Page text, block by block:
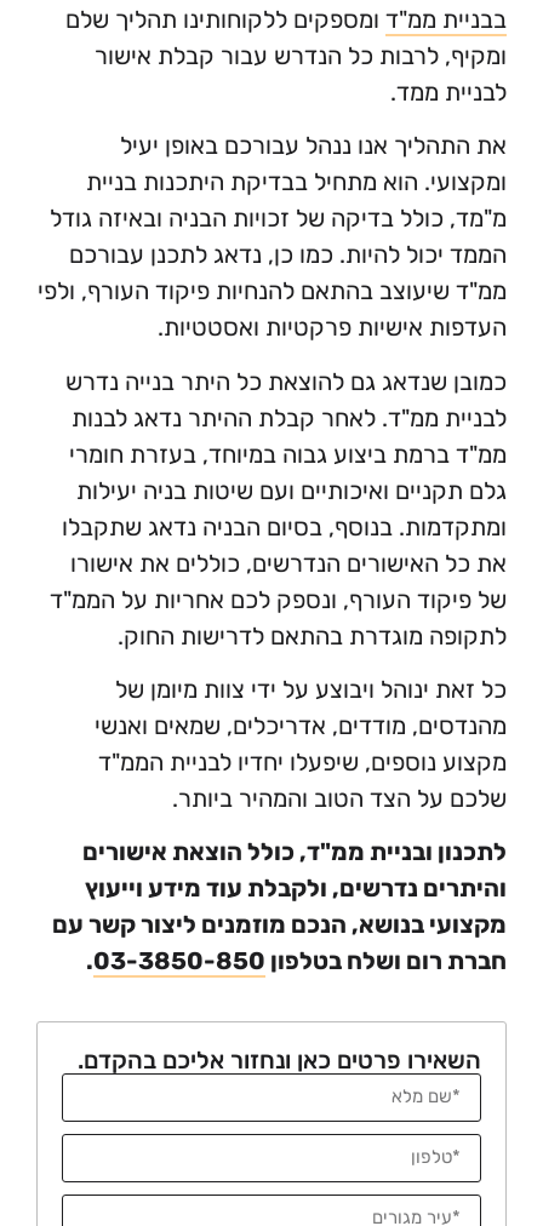
ממ"דומספקים ללקוחותינו תהליך שלם
לרבות כל הנדרש עבור קבלת אישור
ממד.
אנו ננהל עבורכם באופן יעיל
הוא מתחיל בבדיקת היתכנות בניית
בדיקה של זכויות הבניה ובאיזה גודל
להיות. כמו כן, נדאג לתכנן עבורכם
בהתאם להנחיות פיקוד העורף, ולפי
אישיות פרקטיות ואסטטיות.
גם להוצאת כל היתר בנייה נדרש
ממ"ד. לאחר קבלת ההיתר נדאג לבנות
ביצוע גבוה במיוחד, בעזרת חומרי
ואיכותיים ועם שיטות בניה יעילות
בנוסף, בסיום הבניה נדאג שתקבלו
הנדרשים, כוללים את אישורו
העורף, ונספק לכם אחריות על הממ"ד
מוגדרת בהתאם לדרישות החוק.
ויבוצע על ידי צוות מיומן של
מודדים, אדריכלים, שמאים ואנשי
שיפעלו יחדיו לבניית הממ"ד
הצד הטוב והמהיר ביותר.
ובניית ממ"ד, כולל הוצאת אישורים
נדרשים, ולקבלת עוד מידע וייעוץ
בנושא, הנכם מוזמנים ליצור קשר עם
ושלח בטלפון03-3850-850
.
פרטים כאן ונחזור אליכם בהקדם.